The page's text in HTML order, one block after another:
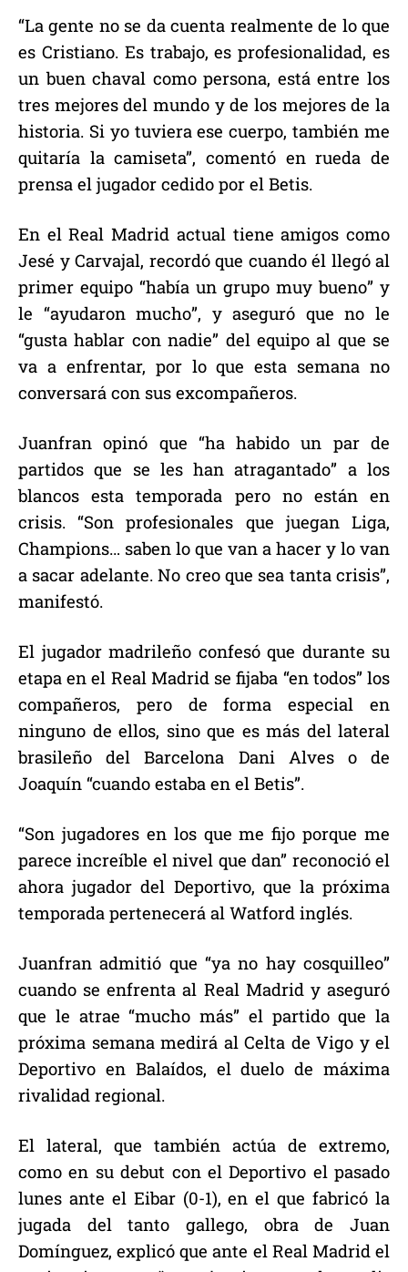
“La gente no se da cuenta realmente de lo que
es Cristiano. Es trabajo, es profesionalidad, es
un buen chaval como persona, está entre los
tres mejores del mundo y de los mejores de la
historia. Si yo tuviera ese cuerpo, también me
quitaría la camiseta”, comentó en rueda de
prensa el jugador cedido por el Betis.
En el Real Madrid actual tiene amigos como
Jesé y Carvajal, recordó que cuando él llegó al
primer equipo “había un grupo muy bueno” y
le “ayudaron mucho”, y aseguró que no le
“gusta hablar con nadie” del equipo al que se
va a enfrentar, por lo que esta semana no
conversará con sus excompañeros.
Juanfran opinó que “ha habido un par de
partidos que se les han atragantado” a los
blancos esta temporada pero no están en
crisis. “Son profesionales que juegan Liga,
Champions… saben lo que van a hacer y lo van
a sacar adelante. No creo que sea tanta crisis”,
manifestó.
El jugador madrileño confesó que durante su
etapa en el Real Madrid se fijaba “en todos” los
compañeros, pero de forma especial en
ninguno de ellos, sino que es más del lateral
brasileño del Barcelona Dani Alves o de
Joaquín “cuando estaba en el Betis”.
“Son jugadores en los que me fijo porque me
parece increíble el nivel que dan” reconoció el
ahora jugador del Deportivo, que la próxima
temporada pertenecerá al Watford inglés.
Juanfran admitió que “ya no hay cosquilleo”
cuando se enfrenta al Real Madrid y aseguró
que le atrae “mucho más” el partido que la
próxima semana medirá al Celta de Vigo y el
Deportivo en Balaídos, el duelo de máxima
rivalidad regional.
El lateral, que también actúa de extremo,
como en su debut con el Deportivo el pasado
lunes ante el Eibar (0-1), en el que fabricó la
jugada del tanto gallego, obra de Juan
Domínguez, explicó que ante el Real Madrid el